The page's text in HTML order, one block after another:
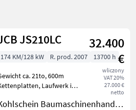
Kraj Filtry
JS210LC
32.400
€
wliczony
VAT 20%
27.000 €
netto
174 KM/128 kW R. prod. 2007 13700 h
ca. 21to, 600m
Laufwerk in
Kohlschein Baumaschinenhandel GmbH